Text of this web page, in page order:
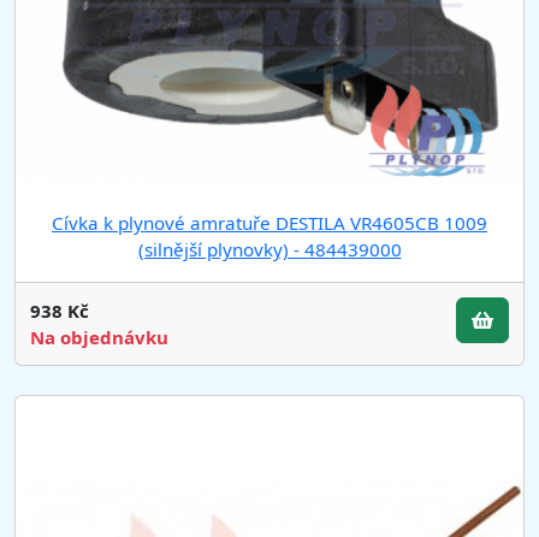
Cívka k plynové amratuře DESTILA VR4605CB 1009
(silnější plynovky) - 484439000
938 Kč
Na objednávku